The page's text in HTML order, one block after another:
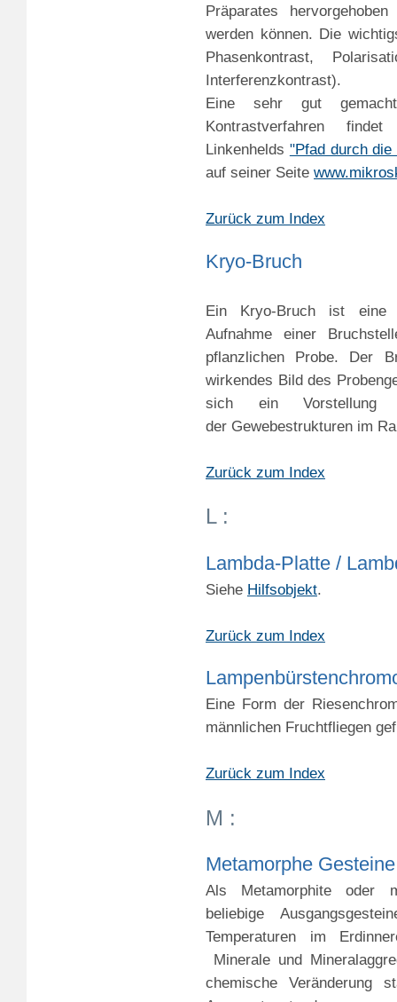
Präparates
werden können. Die
Phasenkontrast,
Interferenzkontrast).
Eine sehr gut
Kontrastverfahren
Linkenhelds "Pfad durch
auf seiner Seite
Zurück zum Index
Kryo-Bruch
Ein Kryo-Bruch ist eine
Aufnahme einer
pflanzlichen Probe. Der
wirkendes Bild des
sich ein
der Gewebestrukturen im
Zurück zum Index
L :
Lambda-Platte /
Siehe Hilfsobjekt.
Zurück zum Index
Eine Form der
männlichen Fruchtfliegen
Zurück zum Index
M :
Metamorphe
Als Metamorphite oder
beliebige
Temperaturen im
Minerale und
chemische